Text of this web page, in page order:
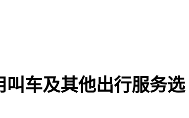
叫车及其他出行服务选